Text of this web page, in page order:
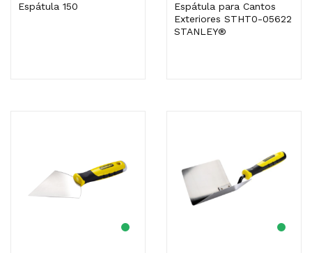
Espátula 150
Espátula para Cantos
Exteriores STHT0-05622
STANLEY®